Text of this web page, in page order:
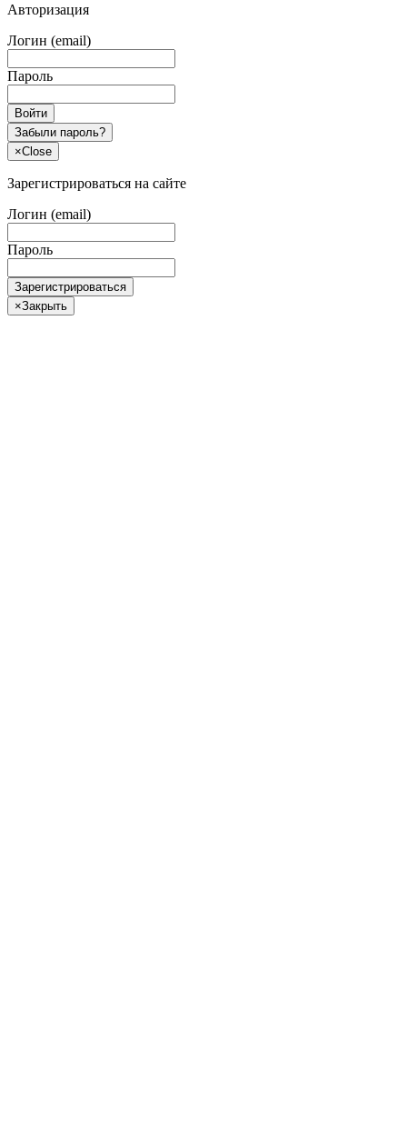
Авторизация
Логин (email)
Пароль
Войти
Забыли пароль?
×Close
Зарегистрироваться на сайте
Логин (email)
Пароль
Зарегистрироваться
×Закрыть